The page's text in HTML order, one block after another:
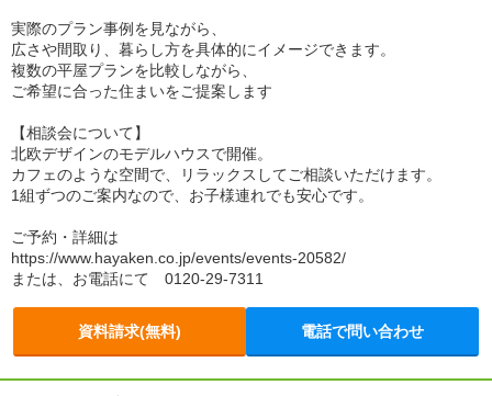
実際のプラン事例を見ながら、
広さや間取り、暮らし方を具体的にイメージできます。
複数の平屋プランを比較しながら、
ご希望に合った住まいをご提案します
【相談会について】
北欧デザインのモデルハウスで開催。
カフェのような空間で、リラックスしてご相談いただけます。
1組ずつのご案内なので、お子様連れでも安心です。
ご予約・詳細は
https://www.hayaken.co.jp/events/events-20582/
または、お電話にて 0120-29-7311
資料請求(無料) 電話で問い合わせ